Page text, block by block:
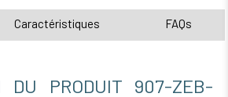
Caractéristiques FAQs
DU PRODUIT 907-ZEB-